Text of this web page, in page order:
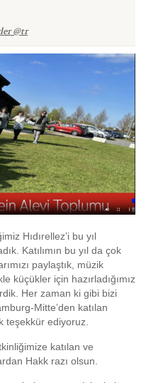
@tr
Hıdırellez’i bu yıl
Katılımın bu yıl da çok
paylaştık, müzik
küçükler için hazırladığımız
Her zaman ki gibi bizi
Mitte’den katılan
teşekkür ediyoruz.
katılan ve
Hakk razı olsun.